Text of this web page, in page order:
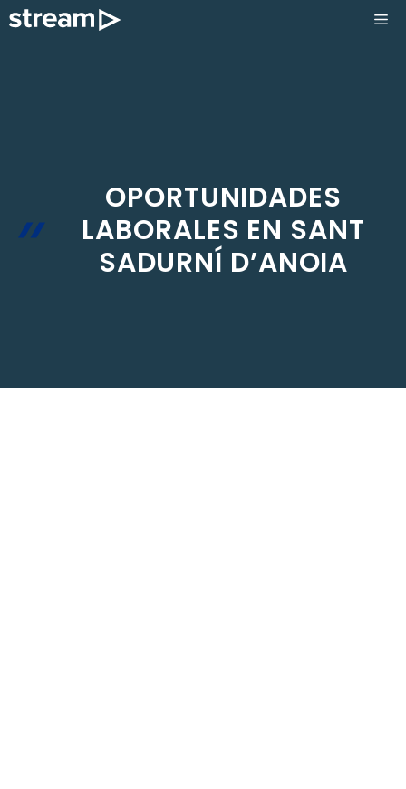
Saltar
OPORTUNIDADES
LABORALES EN SANT
SADURNÍ D’ANOIA